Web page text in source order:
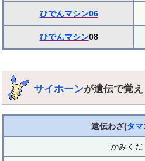
ひでんマシン06
ひでんマシン08
サイホーンが遺伝で覚
遺伝わざ(タマ
かみくだ